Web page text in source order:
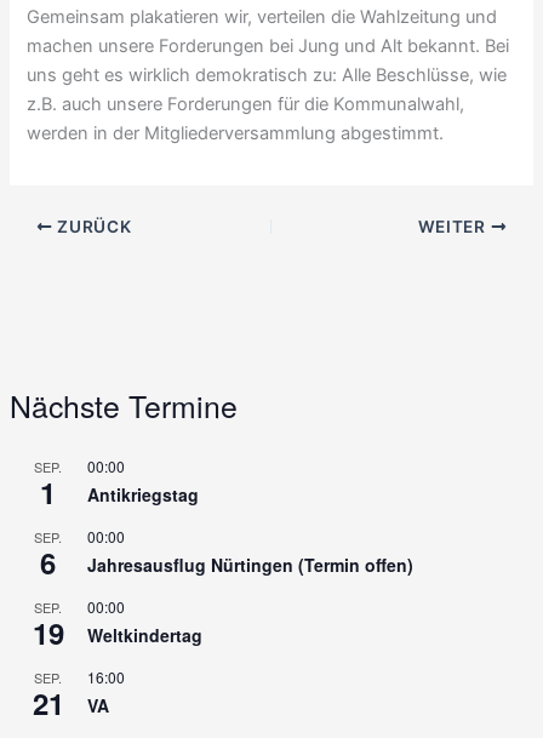
Gemeinsam plakatieren wir, verteilen die Wahlzeitung und
machen unsere Forderungen bei Jung und Alt bekannt. Bei
uns geht es wirklich demokratisch zu: Alle Beschlüsse, wie
z.B. auch unsere Forderungen für die Kommunalwahl,
werden in der Mitgliederversammlung abgestimmt.
ZURÜCK WEITER
Nächste Termine
SEP.
1
00:00
Antikriegstag
SEP.
6
00:00
Jahresausflug Nürtingen (Termin offen)
SEP.
19
00:00
Weltkindertag
SEP.
21
16:00
VA